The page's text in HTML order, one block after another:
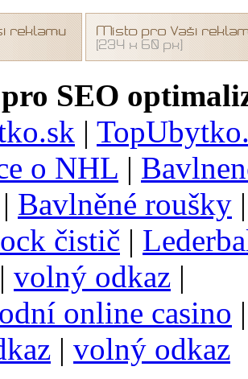
SEO
|
o NHL |
| Bavlněné roušky
čistič |
| volný odkaz |
online casino
| volný odkaz